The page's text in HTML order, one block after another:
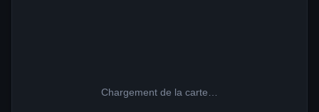
Chargement de la carte…